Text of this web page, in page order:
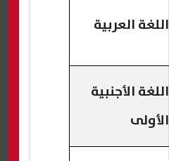
اللغة العربية
اللغة الأجنبية
الأولى